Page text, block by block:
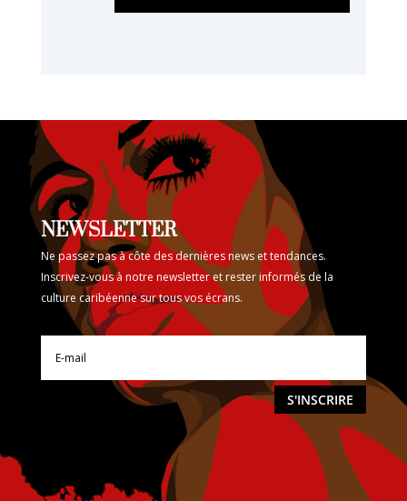
NEWSLETTER
Ne passez pas à côte des dernières news et tendances.
Inscrivez-vous à notre newsletter et rester informés de la
culture caribéenne sur tous vos écrans.
S'INSCRIRE